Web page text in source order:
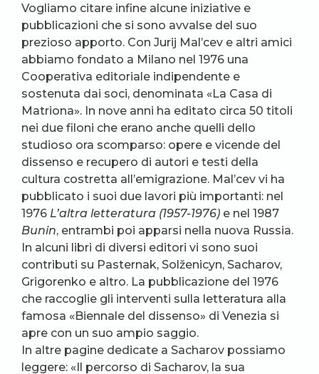
Vogliamo citare infine alcune iniziative e
pubblicazioni che si sono avvalse del suo
prezioso apporto. Con Jurij Mal’cev e altri amici
abbiamo fondato a Milano nel 1976 una
Cooperativa editoriale indipendente e
sostenuta dai soci, denominata «La Casa di
Matriona». In nove anni ha editato circa 50 titoli
nei due filoni che erano anche quelli dello
studioso ora scomparso: opere e vicende del
dissenso e recupero di autori e testi della
cultura costretta all’emigrazione. Mal’cev vi ha
pubblicato i suoi due lavori più importanti: nel
1976 L’altra letteratura (1957-1976) e nel 1987
Bunin, entrambi poi apparsi nella nuova Russia.
In alcuni libri di diversi editori vi sono suoi
contributi su Pasternak, Solženicyn, Sacharov,
Grigorenko e altro. La pubblicazione del 1976
che raccoglie gli interventi sulla letteratura alla
famosa «Biennale del dissenso» di Venezia si
apre con un suo ampio saggio.
In altre pagine dedicate a Sacharov possiamo
leggere: «Il percorso di Sacharov, la sua